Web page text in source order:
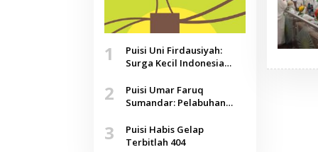
1
Puisi Uni Firdausiyah:
Surga Kecil Indonesia
Doa yang Jauh, Narasi
Agustus
2
Puisi Umar Faruq
Sumandar: Pelabuhan
Selendang Benang Merah
Lombang
3
Puisi Habis Gelap
Terbitlah 404